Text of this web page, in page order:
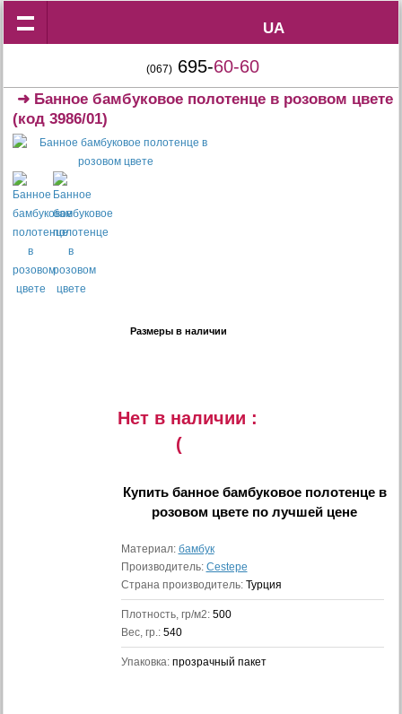
UA
UA
(067) 695-60-60
➜ Банное бамбуковое полотенце в розовом цвете
(код 3986/01)
Размеры в наличии
Нет в наличии :
(
Купить банное бамбуковое полотенце в
розовом цвете по лучшей цене
Материал: бамбук
Производитель: Cestepe
Страна производитель: Турция
Плотность, гр/м2: 500
Вес, гр.: 540
Упаковка: прозрачный пакет